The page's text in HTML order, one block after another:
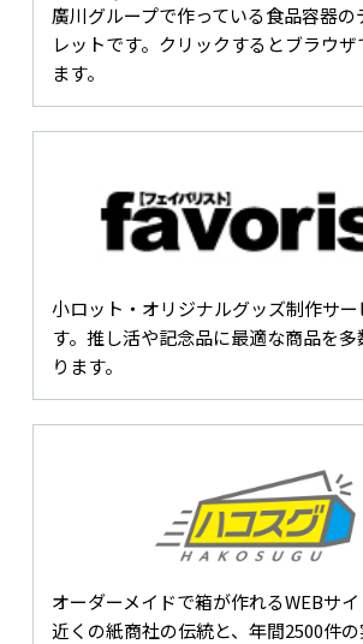
廣川グループで作っている食品容器の
レットです。クリックするとブラウ
ます。
小ロット・オリジナルグッズ制作サ
す。推し活や記念品に最適な商品を
ります。
オーダーメイドで箱が作れるWEBサ
近くの紙商社の伝統と、年間2500件